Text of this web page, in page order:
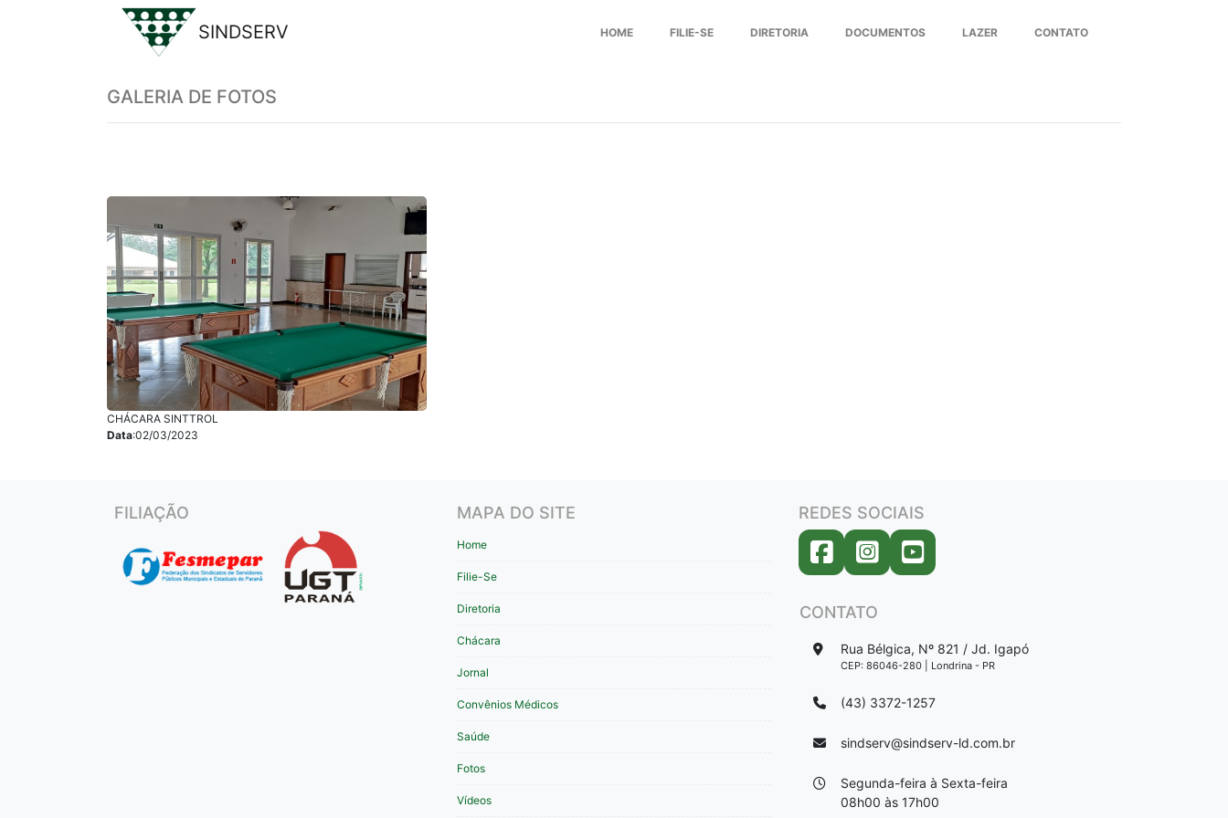
SINDSERV HOME FILIE-SE DIRETORIA DOCUMENTOS LAZER CONTATO
GALERIA DE FOTOS
CHÁCARA SINTTROL
Data:02/03/2023
FILIAÇÃO MAPA DO SITE
Home
Filie-Se
Diretoria
Chácara
Jornal
Convênios Médicos
Saúde
Fotos
Vídeos
REDES SOCIAIS
CONTATO
Rua Bélgica, Nº 821 / Jd. Igapó
CEP: 86046-280 | Londrina - PR
(43) 3372-1257
sindserv@sindserv-ld.com.br
Segunda-feira à Sexta-feira
08h00 às 17h00